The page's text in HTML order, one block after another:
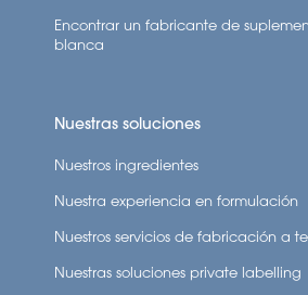
Encontrar un fabricante de
blanca
Nuestras soluciones
Nuestros ingredientes
Nuestra experiencia en formulación
Nuestros servicios de fabricación a
Nuestras soluciones private labelling